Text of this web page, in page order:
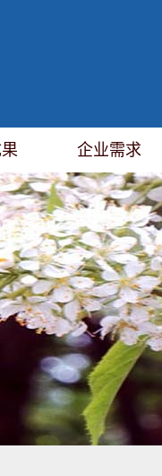
企业需求